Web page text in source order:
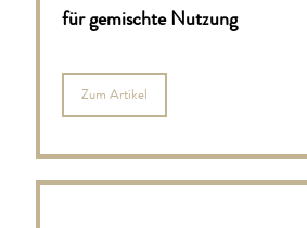
für gemischte Nutzung
Zum Artikel